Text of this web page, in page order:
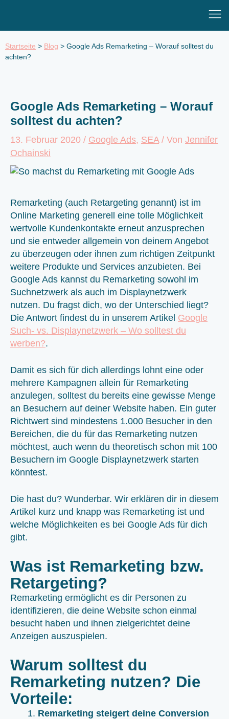
springen
Main
Startseite > Blog > Google Ads Remarketing – Worauf solltest du
achten?
Google Ads Remarketing – Worauf
solltest du achten?
13. Februar 2020 / Google Ads, SEA/ Von Jennifer
Ochainski
Remarketing (auch Retargeting genannt) ist im
Online Marketing generell eine tolle Möglichkeit
wertvolle Kundenkontakte erneut anzusprechen
und sie entweder allgemein von deinem Angebot
zu überzeugen oder ihnen zum richtigen Zeitpunkt
weitere Produkte und Services anzubieten. Bei
Google Ads kannst du Remarketing sowohl im
Suchnetzwerk als auch im Displaynetzwerk
nutzen. Du fragst dich, wo der Unterschied liegt?
Die Antwort findest du in unserem Artikel Google
Such- vs. Displaynetzwerk – Wo solltest du
werben?.
Damit es sich für dich allerdings lohnt eine oder
mehrere Kampagnen allein für Remarketing
anzulegen, solltest du bereits eine gewisse Menge
an Besuchern auf deiner Website haben. Ein guter
Richtwert sind mindestens 1.000 Besucher in den
Bereichen, die du für das Remarketing nutzen
möchtest, auch wenn du theoretisch schon mit 100
Besuchern im Google Displaynetzwerk starten
könntest.
Die hast du? Wunderbar. Wir erklären dir in diesem
Artikel kurz und knapp was Remarketing ist und
welche Möglichkeiten es bei Google Ads für dich
gibt.
Was ist Remarketing bzw.
Retargeting?
Remarketing ermöglicht es dir Personen zu
identifizieren, die deine Website schon einmal
besucht haben und ihnen zielgerichtet deine
Anzeigen auszuspielen.
Warum solltest du
Remarketing nutzen? Die
Vorteile:
Remarketing steigert deine Conversion